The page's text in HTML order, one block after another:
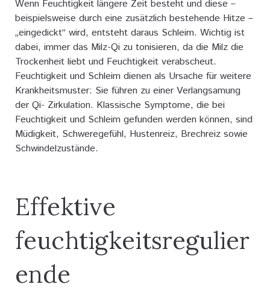
Wenn Feuchtigkeit längere Zeit besteht und diese –
beispielsweise durch eine zusätzlich bestehende Hitze –
„eingedickt“ wird, entsteht daraus Schleim. Wichtig ist
dabei, immer das Milz-Qi zu tonisieren, da die Milz die
Trockenheit liebt und Feuchtigkeit verabscheut.
Feuchtigkeit und Schleim dienen als Ursache für weitere
Krankheitsmuster: Sie führen zu einer Verlangsamung
der Qi- Zirkulation. Klassische Symptome, die bei
Feuchtigkeit und Schleim gefunden werden können, sind
Müdigkeit, Schweregefühl, Hustenreiz, Brechreiz sowie
Schwindelzustände.
Effektive
feuchtigkeitsregulier
ende